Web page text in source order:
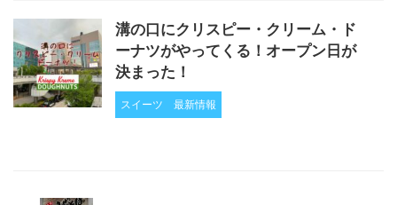
溝の口にクリスピー・クリーム・ド
ーナツがやってくる！オープン日が
決まった！
スイーツ 最新情報